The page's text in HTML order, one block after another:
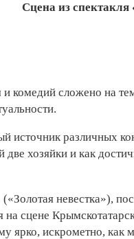
Сцена из
комедий сложено на
различных
хозяйки и как
невестка»),
сцене
ярко, искрометно, как